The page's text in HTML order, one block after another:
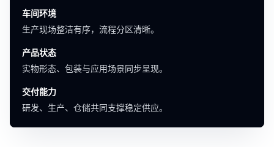
车间环境
生产现场整洁有序，流程分区清晰。
产品状态
实物形态、包装与应用场景同步呈现。
交付能力
研发、生产、仓储共同支撑稳定供应。